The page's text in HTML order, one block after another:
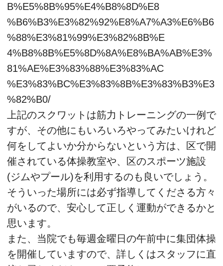
B%E5%8B%95%E4%B8%8D%E8
%B6%B3%E3%82%92%E8%A7%A3%E6%B6
%88%E3%81%99%E3%82%8B%E
4%B8%8B%E5%8D%8A%E8%BA%AB%E3%
81%AE%E3%83%88%E3%83%AC
%E3%83%BC%E3%83%8B%E3%83%B3%E3
%82%B0/
上記のスクワットは筋力トレーニングの一例で
すが、その他にもいろいろやってみたいけれど
何をしてよいか分からないという方は、区で開
催されている体操教室や、区のスポーツ施設
(ジムやプール)を利用するのも良いでしょう。
そういった場所には必ず指導してくださる方々
がいるので、安心して正しく運動ができるかと
思います。
また、当院でも毎週金曜日の午前中に集団体操
を開催していますので、詳しくはスタッフに直